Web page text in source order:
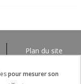
Plan du site
pour mesurer son